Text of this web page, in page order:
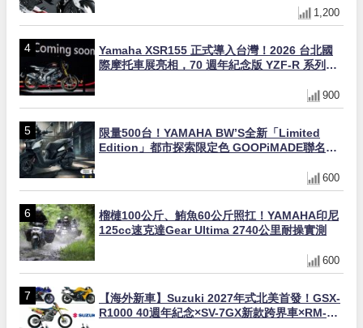
1,200
Yamaha XSR155 正式導入台灣！2026 台北國
際摩托車展亮相，70 週年紀念版 YZF-R 系列限
900
限量500台！YAMAHA BW’S全新「Limited
Edition」都市探索限定色 GOOPiMADE聯名包
600
榴槤100公斤、鮪魚60公斤照扛！YAMAHA印尼
125cc速克達Gear Ultima 2740公里耐操實測
600
【海外新車】Suzuki 2027年式北美首發！GSX-
R1000 40週年紀念×SV-7GX新款跨界車×RM-